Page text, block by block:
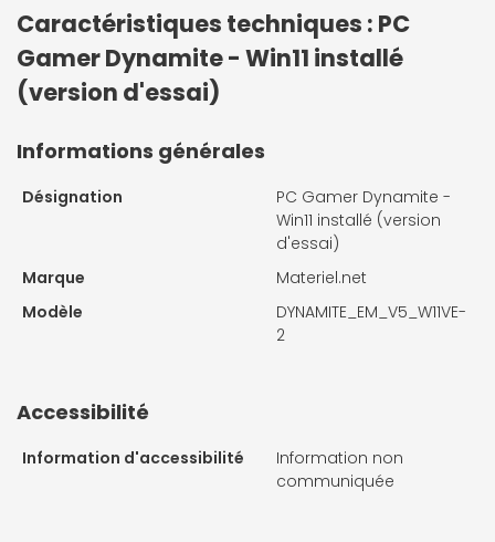
Caractéristiques techniques : PC
Gamer Dynamite - Win11 installé
(version d'essai)
Informations générales
Désignation
PC Gamer Dynamite -
Win11 installé (version
d'essai)
Marque
Materiel.net
Modèle
DYNAMITE_EM_V5_W11VE-
2
Accessibilité
Information d'accessibilité
Information non
communiquée